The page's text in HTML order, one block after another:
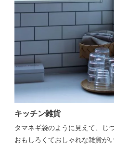
キッチン雑貨
タマネギ袋のように見えて、じ
おもしろくておしゃれな雑貨が